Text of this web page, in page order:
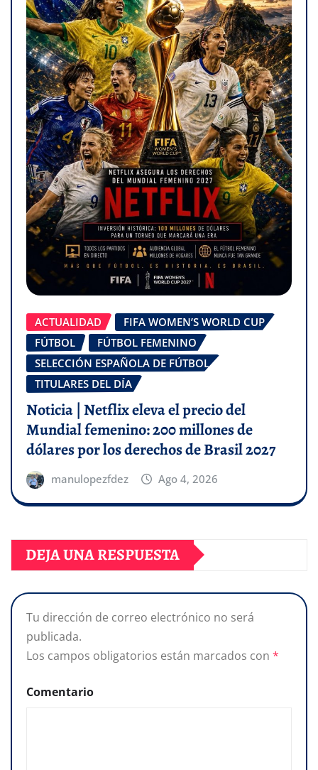
ACTUALIDAD
FIFA WOMEN’S WORLD CUP
FÚTBOL
FÚTBOL FEMENINO
SELECCIÓN ESPAÑOLA DE FÚTBOL
TITULARES DEL DÍA
Noticia | Netflix eleva el precio del
Mundial femenino: 200 millones de
dólares por los derechos de Brasil 2027
manulopezfdez Ago 4, 2026
DEJA UNA RESPUESTA
Tu dirección de correo electrónico no será
publicada.
Los campos obligatorios están marcados con *
Comentario